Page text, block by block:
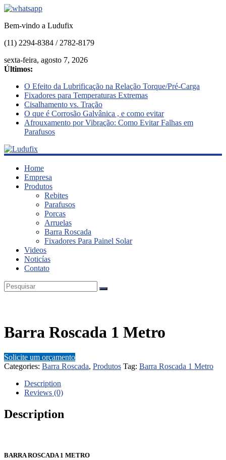
Bem-vindo a Ludufix
(11) 2294-8384 / 2782-8179
sexta-feira, agosto 7, 2026
Últimos:
O Efeito da Lubrificação na Relação Torque/Pré-Carga
Fixadores para Temperaturas Extremas
Cisalhamento vs. Tração
O que é Corrosão Galvânica , e como evitar
Afrouxamento por Vibração: Como Evitar Falhas em
Parafusos
Ludufix
Fixadores
Home
Empresa
Produtos
Rebites
Parafusos
Porcas
Arruelas
Barra Roscada
Fixadores Para Painel Solar
Videos
Noticías
Contato
Barra Roscada 1 Metro
Solicite um orçamento
Categories: Barra Roscada, Produtos Tag: Barra Roscada 1 Metro
Description
Reviews (0)
Description
BARRA ROSCADA 1 METRO